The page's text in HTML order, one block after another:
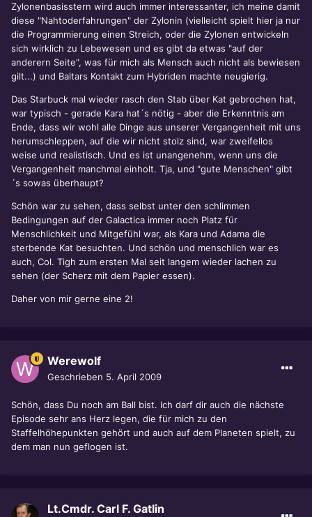
Zylonenbasisstern wird auch immer interessanter, ich meine damit
diese "Nahtoderfahrungen" der Zylonin (vielleicht spielt hier ja nur
die Programmierung einen Streich, oder die Zylonen entwickeln
sich wirklich zu Lebewesen und es gibt da etwas "auf der
anderern Seite", was für mich als Mensch auch nicht als bewiesen
gilt...) und Baltars Kontakt zum Hybriden machte neugierig.
Das Starbuck mal wieder rasch den Stab über Kat gebrochen hat,
war typisch - gerade Kara hat´s nötig - aber die Erkenntnis am
Ende, dass wir wohl alle Dinge aus unserer Vergangenheit mit uns
herumschleppen, auf die wir nicht stolz sind, war zweifellos
weise und realistisch. Und es ist unangenehm, wenn uns die
Vergangenheit manchmal einholt. Tja, und "gute Menschen" gibt
´s sowas überhaupt?
Schön war zu sehen, dass selbst unter den schlimmen
Bedingungen auf der Galactica immer noch Platz für
Menschlichkeit und Mitgefühl war, als Kara und Adama die
sterbende Kat besuchten. Und schön und menschlich war es
auch, Col. Tigh zum ersten Mal seit langem wieder lachen zu
sehen (der Scherz mit dem Papier essen).
Daher von mir gerne eine 2!
Werewolf
Geschrieben 5. April 2009
Schön, dass Du noch am Ball bist. Ich darf dir auch die nächste
Episode sehr ans Herz legen, die für mich zu den
Staffelhöhepunkten gehört und auch auf dem Planeten spielt, zu
dem man nun geflogen ist.
Lt.Cmdr. Carl F. Gatlin